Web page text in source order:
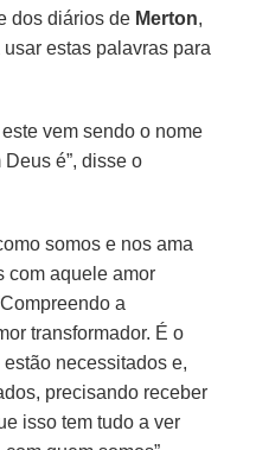
dos diários de Merton,
estas palavras para
vem sendo o nome
é”, disse o
somos e nos ama
com aquele amor
a
transformador. É o
necessitados e,
precisando receber
isso tem tudo a ver